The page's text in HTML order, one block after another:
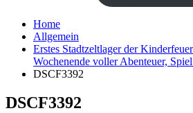
Home
Allgemein
Erstes Stadtzeltlager der
Wochenende voller Abenteuer,
DSCF3392
DSCF3392